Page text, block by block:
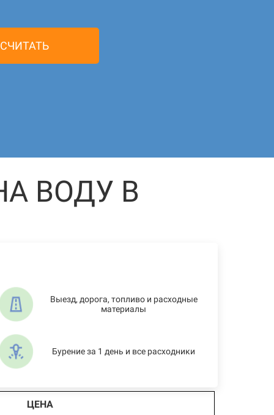
ВОДУ В
Выезд, дорога, топливо и расходные
материалы
Бурение за 1 день и все расходники
ЦЕНА